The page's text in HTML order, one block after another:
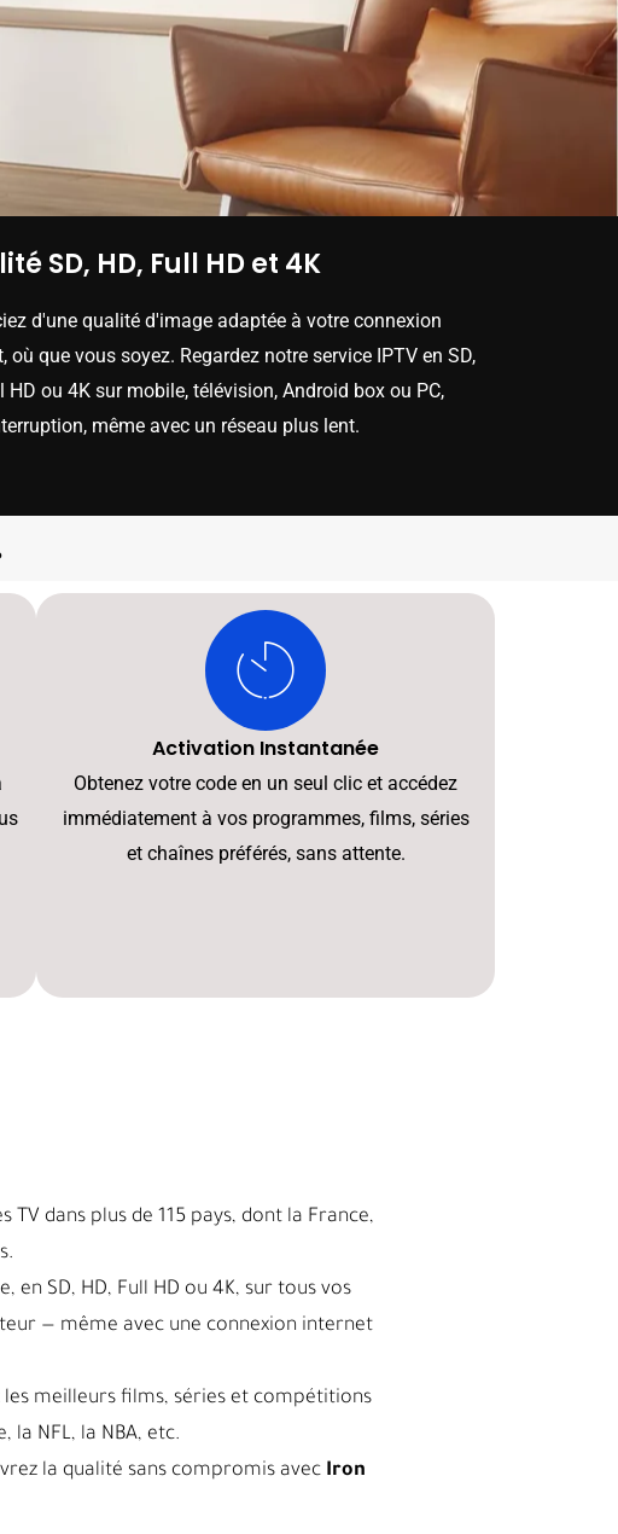
SD, HD, Full HD et 4K
d'une qualité d'image adaptée à votre connexion
où que vous soyez. Regardez notre service IPTV en SD,
HD ou 4K sur mobile, télévision, Android box ou PC,
même avec un réseau plus lent.
Activation Instantanée
Obtenez votre code en un seul clic et accédez
immédiatement à vos programmes, films, séries
et chaînes préférés, sans attente.
TV dans plus de 115 pays, dont la France,
SD, HD, Full HD ou 4K, sur tous vos
— même avec une connexion internet
les meilleurs films, séries et compétitions
la NFL, la NBA, etc.
la qualité sans compromis avec Iron